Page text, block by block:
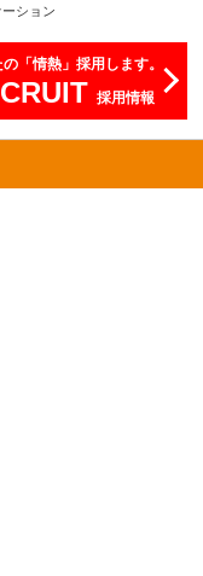
ション
「情熱」採用します。
採用情報